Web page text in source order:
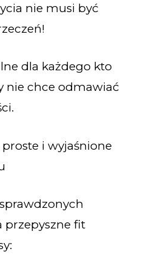
nie musi być
dla każdego kto
nie chce odmawiać
i wyjaśnione
przepyszne fit